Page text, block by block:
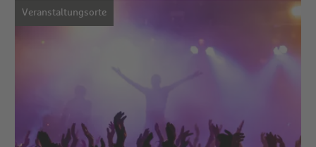
Veranstaltungsorte